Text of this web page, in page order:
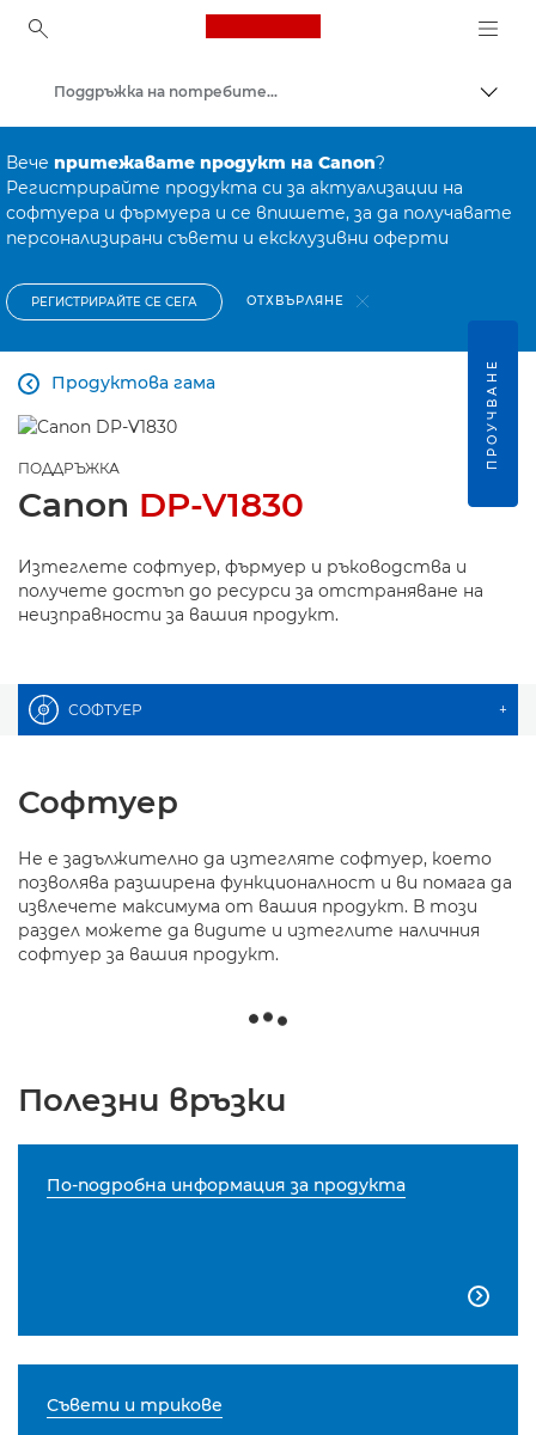
Canon Logo, back to
Поддръжка на потребителски продукти
Вече притежавате продукт на Canon?
Регистрирайте продукта си за актуализации на
софтуера и фърмуера и се впишете, за да получавате
персонализирани съвети и ексклузивни оферти
РЕГИСТРИРАЙТЕ СЕ СЕГА ОТХВЪРЛЯНЕ
Продуктова гама

ПОДДРЪЖКА
Canon DP-V1830
Изтеглете софтуер, фърмуер и ръководства и
получете достъп до ресурси за отстраняване на
неизправности за вашия продукт.
СОФТУЕР +
Софтуер
Не е задължително да изтегляте софтуер, което
позволява разширена функционалност и ви помага да
извлечете максимума от вашия продукт. В този
раздел можете да видите и изтеглите наличния
софтуер за вашия продукт.
Полезни връзки
По-подробна информация за продукта

Съвети и трикове
ПРОУЧВАНЕ